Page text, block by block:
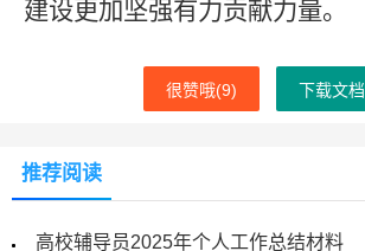
建设更加坚强有力贡献力量。
很赞哦(9) 下载文档
推荐阅读
高校辅导员2025年个人工作总结材料